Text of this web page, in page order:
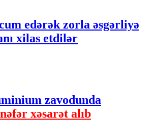
edərək zorla əsgərliyə
xilas etdilər
zavodunda
xəsarət alıb